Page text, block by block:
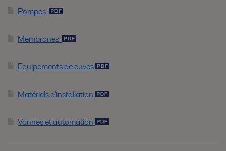
Pompes
Membranes
Equipements de cuves
Matériels d'installation
Vannes et automation